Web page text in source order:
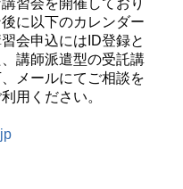
習会を開催しており
に以下のカレンダー
会申込にはID登録と
講師派遣型の受託講
メールにてご相談を
用ください。